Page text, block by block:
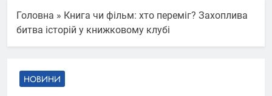
Головна » Книга чи фільм: хто переміг? Захоплива
битва історій у книжковому клубі
НОВИНИ